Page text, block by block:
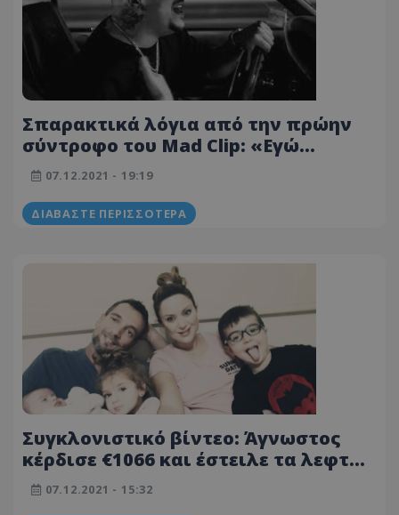
Σπαρακτικά λόγια από την πρώην
σύντροφο του Mad Clip: «Eγώ
γνώρισα τον Madclip αλλά
ερωτεύτηκα τον Peter»
07.12.2021 - 19:19
ΔΙΑΒΆΣΤΕ ΠΕΡΙΣΣΌΤΕΡΑ
Συγκλονιστικό βίντεο: Άγνωστος
κέρδισε €1066 και έστειλε τα λεφτά
στον 8χρονο Κύπριο μαχητή Λούκα
Σταύρου
07.12.2021 - 15:32